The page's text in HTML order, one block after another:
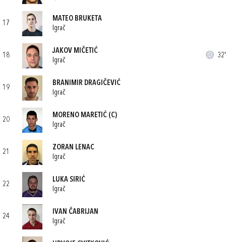
17
MATEO BRUKETA
Igrač
18
JAKOV MIČETIĆ
Igrač
32'
19
BRANIMIR DRAGIČEVIĆ
Igrač
20
MORENO MARETIĆ (C)
Igrač
21
ZORAN LENAC
Igrač
22
LUKA SIRIĆ
Igrač
24
IVAN ČABRIJAN
Igrač